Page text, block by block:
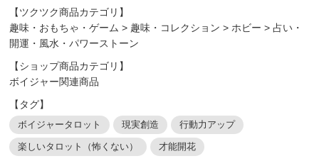
【ツクツク商品カテゴリ】
趣味・おもちゃ・ゲーム > 趣味・コレクション > ホビー >占い・
開運・風水・パワーストーン
【ショップ商品カテゴリ】
ボイジャー関連商品
【タグ】
ボイジャータロット 現実創造 行動力アップ
楽しいタロット（怖くない） 才能開花